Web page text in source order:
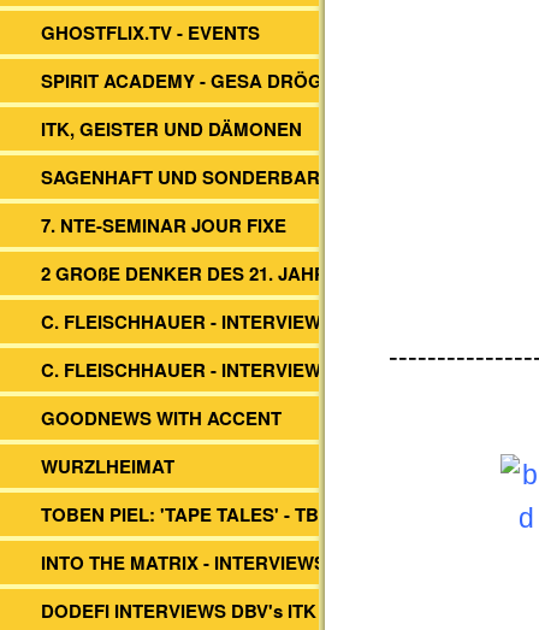
GHOSTFLIX.TV - EVENTS
SPIRIT ACADEMY - GESA DRÖGE
ITK, GEISTER UND DÄMONEN
SAGENHAFT UND SONDERBAR
7. NTE-SEMINAR JOUR FIXE
2 GROßE DENKER DES 21. JAHRH.
C. FLEISCHHAUER - INTERVIEW ITK
C. FLEISCHHAUER - INTERVIEW DBV
GOODNEWS WITH ACCENT
WURZLHEIMAT
TOBEN PIEL: 'TAPE TALES' - TBS -
INTO THE MATRIX - INTERVIEWS
DODEFI INTERVIEWS DBV's ITK